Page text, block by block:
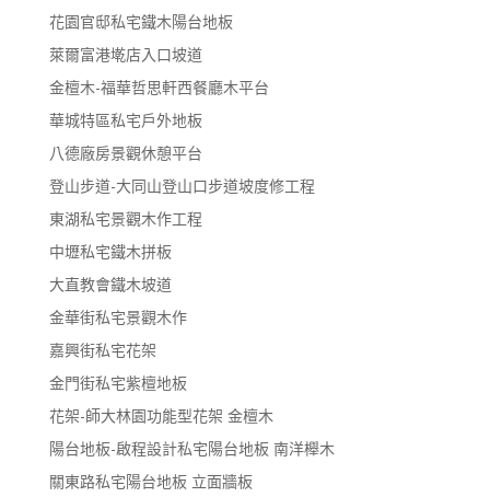
花園官邸私宅鐵木陽台地板
萊爾富港墘店入口坡道
金檀木-福華哲思軒西餐廳木平台
華城特區私宅戶外地板
八德廠房景觀休憩平台
登山步道-大同山登山口步道坡度修工程
東湖私宅景觀木作工程
中壢私宅鐵木拼板
大直教會鐵木坡道
金華街私宅景觀木作
嘉興街私宅花架
金門街私宅紫檀地板
花架-師大林園功能型花架 金檀木
陽台地板-啟程設計私宅陽台地板 南洋櫸木
關東路私宅陽台地板 立面牆板